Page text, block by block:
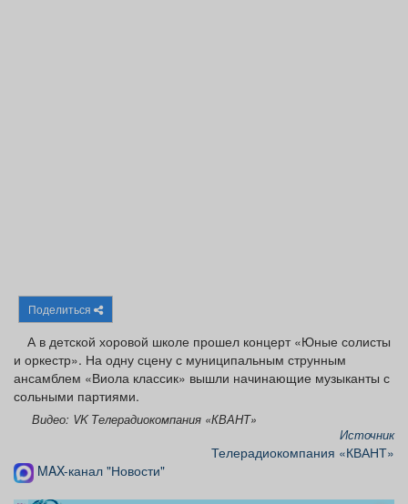
Поделиться
А в детской хоровой школе прошел концерт «Юные солисты
и оркестр». На одну сцену с муниципальным струнным
ансамблем «Виола классик» вышли начинающие музыканты с
сольными партиями.
Видео: VK Телерадиокомпания «КВАНТ»
Источник
Телерадиокомпания «КВАНТ»
MAX-канал "Новости"